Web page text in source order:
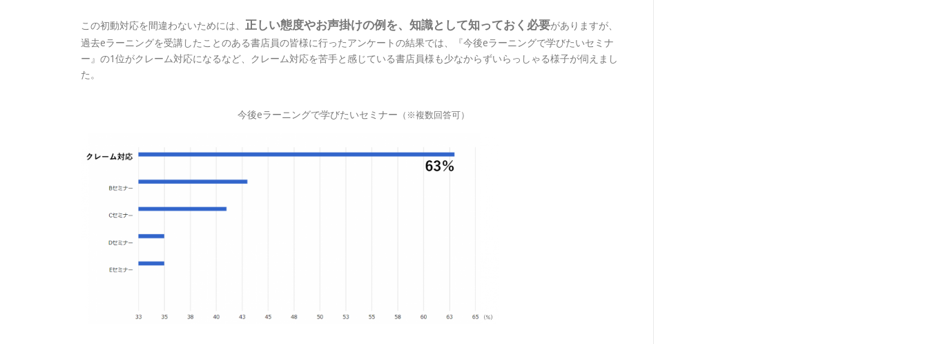
この初動対応を間違わないためには、 正しい態度やお声掛けの例を、知識として知っておく必要がありますが、
過去eラーニングを受講したことのある書店員の皆様に行ったアンケートの結果では、『今後eラーニングで学びたいセミナ
ー』の1位がクレーム対応になるなど、クレーム対応を苦手と感じている書店員様も少なからずいらっしゃる様子が伺えまし
た。
今後eラーニングで学びたいセミナー （※複数回答可）